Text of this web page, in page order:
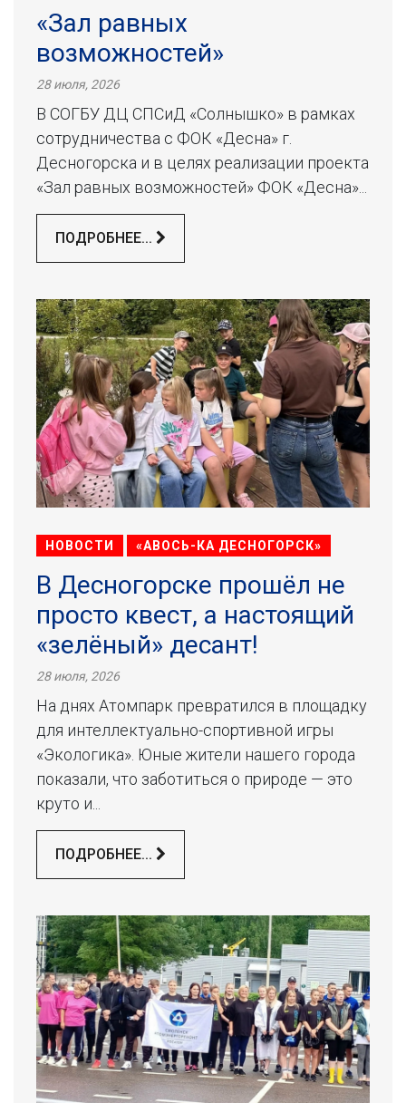
«Зал равных
возможностей»
28 июля, 2026
В СОГБУ ДЦ СПСиД «Солнышко» в рамках
сотрудничества с ФОК «Десна» г.
Десногорска и в целях реализации проекта
«Зал равных возможностей» ФОК «Десна»...
ПОДРОБНЕЕ...
НОВОСТИ «АВОСЬ-КА ДЕСНОГОРСК»
В Десногорске прошёл не
просто квест, а настоящий
«зелёный» десант!
28 июля, 2026
На днях Атомпарк превратился в площадку
для интеллектуально-спортивной игры
«Экологика». Юные жители нашего города
показали, что заботиться о природе — это
круто и...
ПОДРОБНЕЕ...